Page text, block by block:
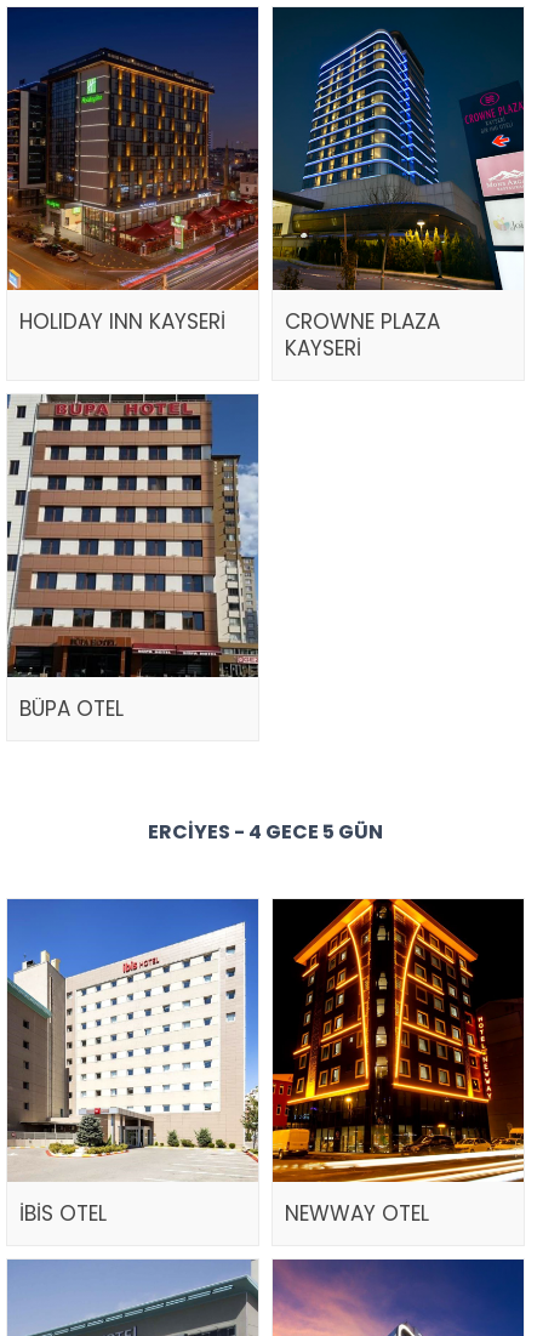
HOLIDAY INN KAYSERİ
CROWNE PLAZA
KAYSERİ
BÜPA OTEL
ERCIYES - 4 GECE 5 GÜN
İBİS OTEL NEWWAY OTEL